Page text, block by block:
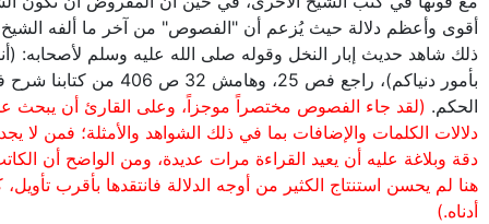
أقوى وأعظم دلالة حيث يُزعم أن "الفصوص" من آخر ما ألفه
ذلك شاهد حديث إبار النخل وقوله صلى الله عليه وسلم لأصحابه:
بأمور دنياكم)، راجع فص 25، وهامش 32 ص
الحكم. (لقد جاء الفصوص مختصراً موجزاً، وعلى القارئ أن يبحث
دلالات الكلمات والإضافات بما في ذلك الشواهد والأمثلة؛ فمن لا
دقة وبلاغة عليه أن يعيد القراءة مرات عديدة، ومن الواضح أن
هنا لم يحسن استنتاج الكثير من أوجه الدلالة فانتقدها بأقرب
أدناه.)